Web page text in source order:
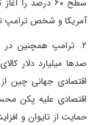
سطح ۶۰ درصد
آمریکا و شخص ترامپ
۲. ترامپ همچنین در
صدها میلیارد دلار
اقتصادی جهانی چین
اقتصادی علیه پکن
حمایت از تایوان و